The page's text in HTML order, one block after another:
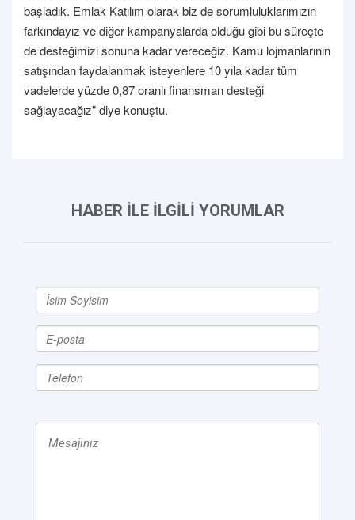
başladık. Emlak Katılım olarak biz de sorumluluklarımızın
farkındayız ve diğer kampanyalarda olduğu gibi bu süreçte
de desteğimizi sonuna kadar vereceğiz. Kamu lojmanlarının
satışından faydalanmak isteyenlere 10 yıla kadar tüm
vadelerde yüzde 0,87 oranlı finansman desteği
sağlayacağız" diye konuştu.
HABER İLE İLGİLİ YORUMLAR